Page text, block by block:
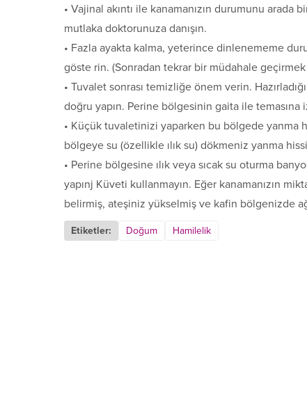
• Vajinal akıntı ile kanamanızın durumunu
mutlaka doktorunuza danışın.
• Fazla ayakta kalma, yeterince dinlenememe
göste rin. (Sonradan tekrar bir müdahale geçirmek
• Tuvalet sonrası temizliğe önem verin.
doğru yapın. Perine bölgesinin gaita ile
• Küçük tuvaletinizi yaparken bu bölgede yanma
bölge­ye su (özellikle ılık su) dökmeniz yanma
• Perine bölgesine ılık veya sıcak su oturma
yapınj Küveti kullanmayın. Eğer kanamanızın
belirmiş, ateşiniz yükselmiş ve ka­fin bölgenizde
Etiketler: Doğum Hamilelik